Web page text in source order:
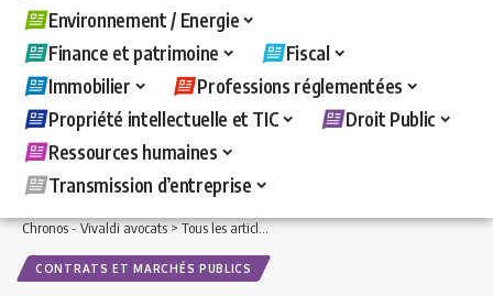
Environnement / Energie
Finance et patrimoine
Fiscal
Immobilier
Professions réglementées
Propriété intellectuelle et TIC
Droit Public
Ressources humaines
Transmission d’entreprise
Chronos - Vivaldi avocats>Tous les articles >Droit Public>Contrats et marchés
CONTRATS ET MARCHÉS PUBLICS